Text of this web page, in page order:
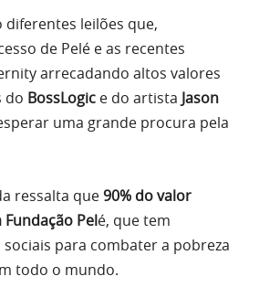
diferentes leilões que,
de Pelé e as recentes
arrecadando altos valores
do BossLogic e do artista Jason
uma grande procura pela
ressalta que90% do valor
Pelé, que tem
para combater a pobreza
todo o mundo.